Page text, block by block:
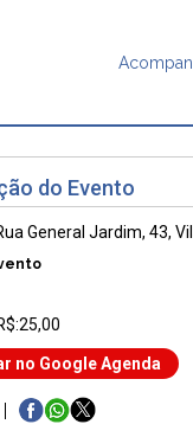
do Evento
General Jardim, 43,
no Google Agenda